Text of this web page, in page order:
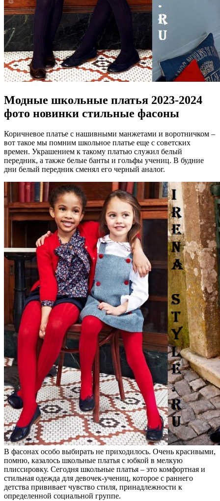
Модные школьные платья 2023-2024
фото новинки стильные фасоны
Коричневое платье с нашивными манжетами и воротничком –
вот такое мы помним школьное платье еще с советских
времен. Украшением к такому платью служил белый
передник, а также белые банты и гольфы учениц. В будние
дни белый передник сменял его черный аналог.
В фасонах особо выбирать не приходилось. Очень красивыми,
помню, казалось школьные платья с юбкой в мелкую
плиссировку. Сегодня школьные платья – это комфортная и
стильная одежда для девочек-учениц, которое с раннего
детства прививает чувство стиля, принадлежности к
определенной социальной группе.